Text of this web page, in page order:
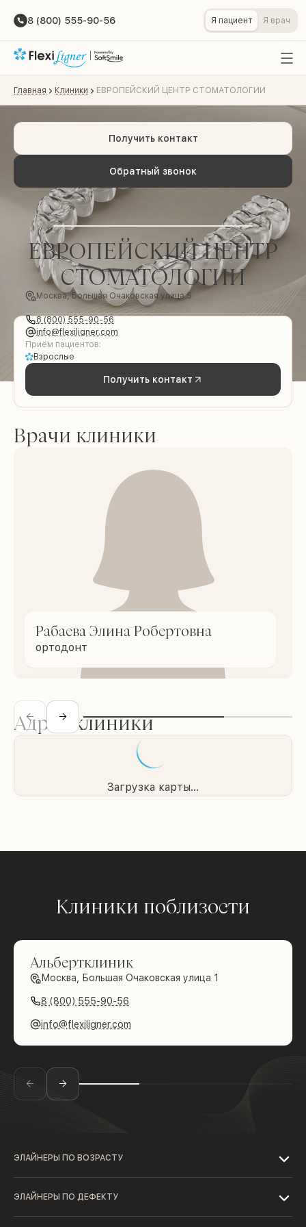
8 (800) 555-90-56 Я пациент Я врач
Главная Клиники ЕВРОПЕЙСКИЙ ЦЕНТР СТОМАТОЛОГИИ
Обратный звонок
Получить контакт
ЕВРОПЕЙСКИЙ ЦЕНТР
СТОМАТОЛОГИИ
Москва, Большая Очаковская улица 5
8 (800) 555-90-56
info@flexiligner.com
Приём пациентов:
Взрослые
Получить контакт
Врачи клиники
Рабаева Элина Робертовна
ортодонт
Адрес клиники
Загрузка карты...
Клиники поблизости
Альбертклиник
Москва, Большая Очаковская улица 1
8 (800) 555-90-56
info@flexiligner.com
ЭЛАЙНЕРЫ ПО ВОЗРАСТУ
ЭЛАЙНЕРЫ ПО ДЕФЕКТУ